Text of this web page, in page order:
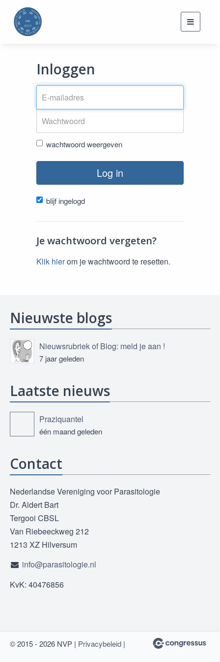
Toggle
Inloggen
wachtwoord weergeven
Log in
blijf ingelogd
Je wachtwoord vergeten?
Klik hierom je wachtwoord te resetten.
Nieuwste blogs
Nieuwsrubriek of Blog: meld je aan !
7 jaar geleden
Laatste nieuws
Praziquantel
één maand geleden
Contact
Nederlandse Vereniging voor Parasitologie
Dr. Aldert Bart
Tergooi CBSL
Van Riebeeckweg 212
1213 XZ Hilversum
info@parasitologie.nl
KvK: 40476856
© 2015 - 2026 NVP | Privacybeleid |